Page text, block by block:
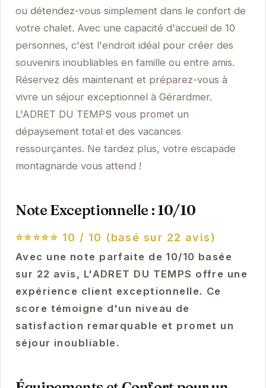
ou détendez-vous simplement dans le confort de
votre chalet. Avec une capacité d'accueil de 10
personnes, c'est l'endroit idéal pour créer des
souvenirs inoubliables en famille ou entre amis.
Réservez dès maintenant et préparez-vous à
vivre un séjour exceptionnel à Gérardmer.
L'ADRET DU TEMPS vous promet un
dépaysement total et des vacances
ressourçantes. Ne tardez plus, votre escapade
montagnarde vous attend !
Note Exceptionnelle : 10/10
⭐⭐⭐⭐⭐ 10 / 10 (basé sur 22 avis)
Avec une note parfaite de 10/10 basée
sur 22 avis, L'ADRET DU TEMPS offre une
expérience client exceptionnelle. Ce
score témoigne d'un niveau de
satisfaction remarquable et promet un
séjour inoubliable.